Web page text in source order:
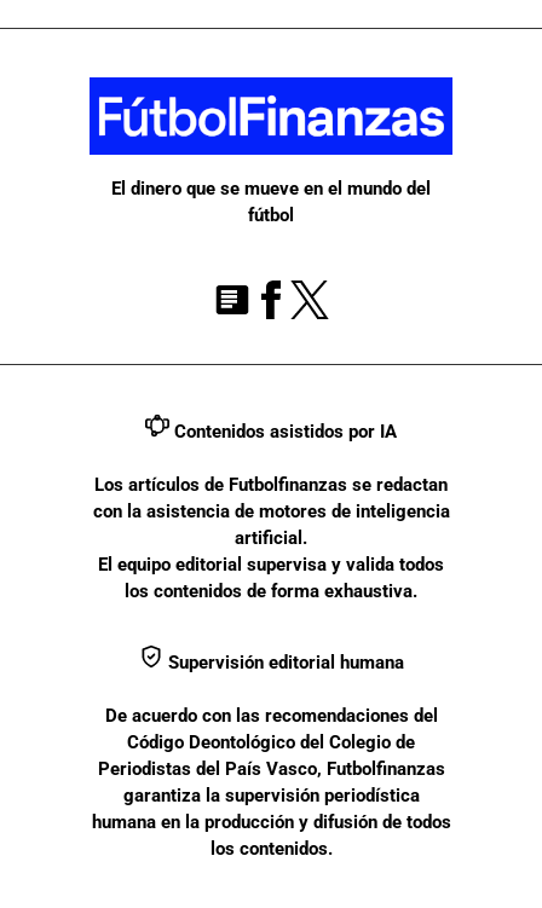
El dinero que se mueve en el mundo del
fútbol
Contenidos asistidos por IA
Los artículos de Futbolfinanzas se redactan
con la asistencia de motores de inteligencia
artificial.
El equipo editorial supervisa y valida todos
los contenidos de forma exhaustiva.
Supervisión editorial humana
De acuerdo con las recomendaciones del
Código Deontológico del Colegio de
Periodistas del País Vasco, Futbolfinanzas
garantiza la supervisión periodística
humana en la producción y difusión de todos
los contenidos.